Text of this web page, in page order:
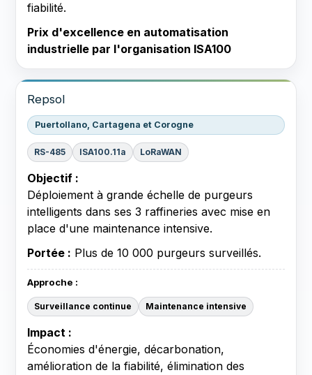
fiabilité.
Prix d'excellence en automatisation
industrielle par l'organisation ISA100
Repsol
Puertollano, Cartagena et Corogne
RS-485 ISA100.11a LoRaWAN
Objectif :
Déploiement à grande échelle de purgeurs
intelligents dans ses 3 raffineries avec mise en
place d'une maintenance intensive.
Portée : Plus de 10 000 purgeurs surveillés.
Approche :
Surveillance continue Maintenance intensive
Impact :
Économies d'énergie, décarbonation,
amélioration de la fiabilité, élimination des